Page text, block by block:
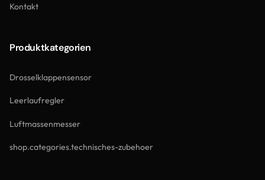
Kontakt
Produktkategorien
Drosselklappensensor
Leerlaufregler
Luftmassenmesser
shop.categories.technisches-zubehoer